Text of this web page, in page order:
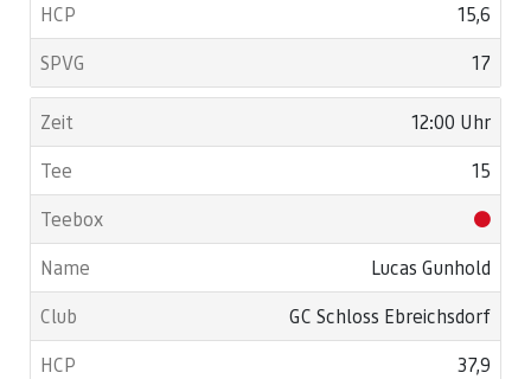
15,6
17
12:00 Uhr
15
Lucas Gunhold
GC Schloss Ebreichsdorf
37,9